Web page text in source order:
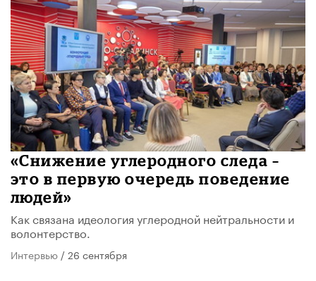
«Снижение углеродного следа –
это в первую очередь поведение
людей»
Как связана идеология углеродной нейтральности и
волонтерство.
Интервью / 26 сентября